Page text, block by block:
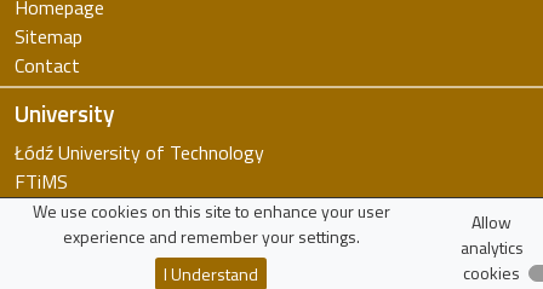
Homepage
Sitemap
Contact
University
Łódź University of Technology
FTiMS
WIKAMP
virTUL
We use cookies on this site to enhance your user
experience and remember your settings.
I Understand
Allow
analytics
cookies